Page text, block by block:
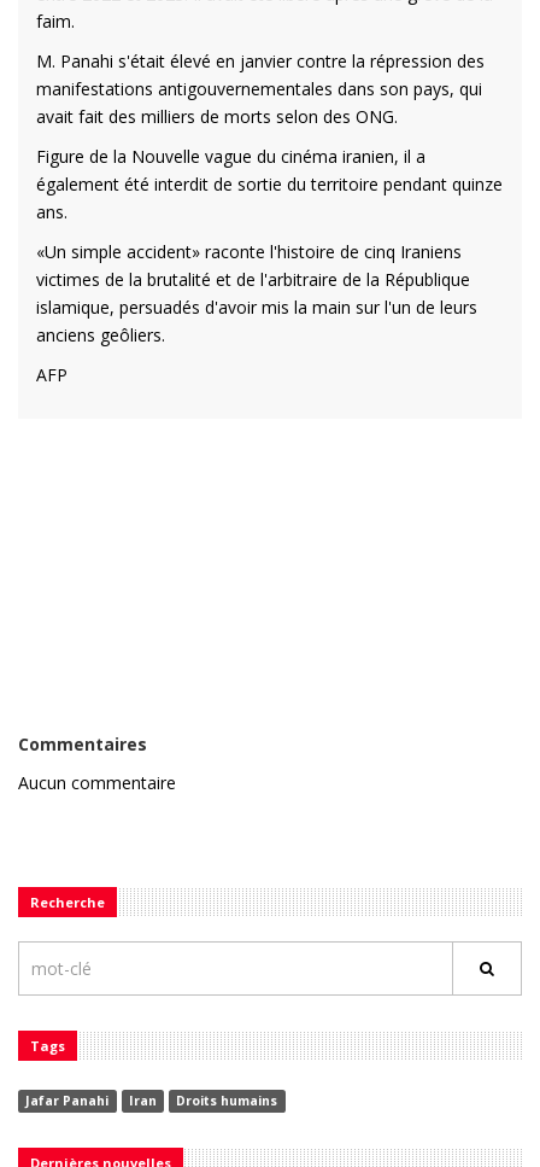
faim.
M. Panahi s'était élevé en janvier contre la répression des
manifestations antigouvernementales dans son pays, qui
avait fait des milliers de morts selon des ONG.
Figure de la Nouvelle vague du cinéma iranien, il a
également été interdit de sortie du territoire pendant quinze
ans.
«Un simple accident» raconte l'histoire de cinq Iraniens
victimes de la brutalité et de l'arbitraire de la République
islamique, persuadés d'avoir mis la main sur l'un de leurs
anciens geôliers.
AFP
Commentaires
Aucun commentaire
Recherche
Tags
Jafar Panahi Iran Droits humains
Dernières nouvelles